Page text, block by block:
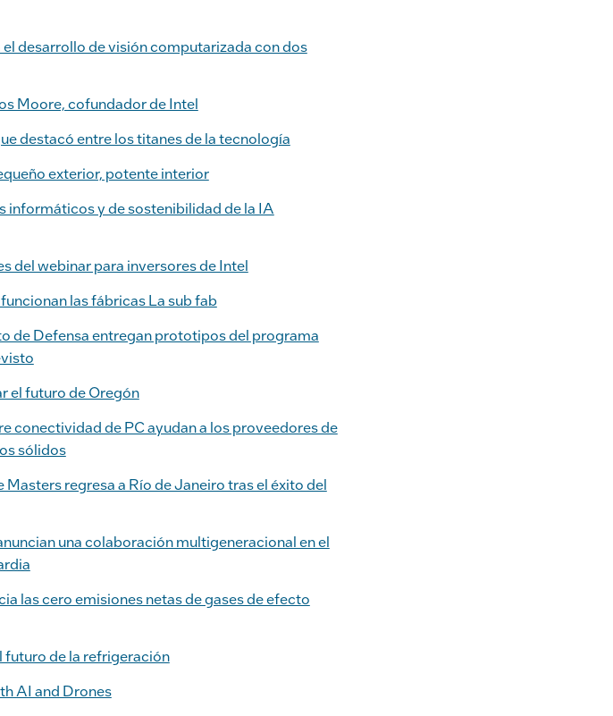
desarrollo de visión computarizada con dos
Moore, cofundador de Intel
destacó entre los titanes de la tecnología
exterior, potente interior
informáticos y de sostenibilidad de la IA
del webinar para inversores de Intel
las fábricas La sub fab
de Defensa entregan prototipos del programa
el futuro de Oregón
conectividad de PC ayudan a los proveedores de
sólidos
Masters regresa a Río de Janeiro tras el éxito del
una colaboración multigeneracional en el
las cero emisiones netas de gases de efecto
futuro de la refrigeración
AI and Drones